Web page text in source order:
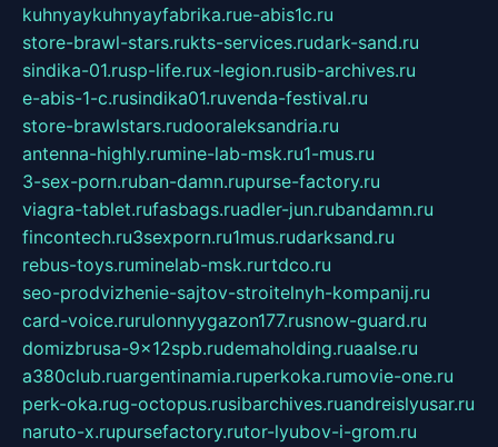
kuhnyaykuhnyayfabrika.rue-abis1c.ru
store-brawl-stars.rukts-services.rudark-sand.ru
sindika-01.rusp-life.rux-legion.rusib-archives.ru
e-abis-1-c.rusindika01.ruvenda-festival.ru
store-brawlstars.rudooraleksandria.ru
antenna-highly.rumine-lab-msk.ru1-mus.ru
3-sex-porn.ruban-damn.rupurse-factory.ru
viagra-tablet.rufasbags.ruadler-jun.rubandamn.ru
fincontech.ru3sexporn.ru1mus.rudarksand.ru
rebus-toys.ruminelab-msk.rurtdco.ru
seo-prodvizhenie-sajtov-stroitelnyh-kompanij.ru
card-voice.rurulonnyygazon177.rusnow-guard.ru
domizbrusa-9x12spb.rudemaholding.ruaalse.ru
a380club.ruargentinamia.ruperkoka.rumovie-one.ru
perk-oka.rug-octopus.rusibarchives.ruandreislyusar.ru
naruto-x.rupursefactory.rutor-lyubov-i-grom.ru